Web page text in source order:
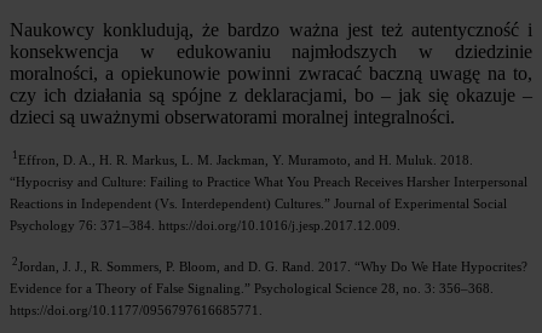
Naukowcy konkludują, że bardzo ważna jest też autentyczność i
konsekwencja w edukowaniu najmłodszych w dziedzinie
moralności, a opiekunowie powinni zwracać baczną uwagę na to,
czy ich działania są spójne z deklaracjami, bo – jak się okazuje –
dzieci są uważnymi obserwatorami moralnej integralności.
1 Effron, D. A., H. R. Markus, L. M. Jackman, Y. Muramoto, and H. Muluk. 2018.
“Hypocrisy and Culture: Failing to Practice What You Preach Receives Harsher Interpersonal
Reactions in Independent (Vs. Interdependent) Cultures.” Journal of Experimental Social
Psychology 76: 371–384. https://doi.org/10.1016/j.jesp.2017.12.009.
2Jordan, J. J., R. Sommers, P. Bloom, and D. G. Rand. 2017. “Why Do We Hate Hypocrites?
Evidence for a Theory of False Signaling.” Psychological Science 28, no. 3: 356–368.
https://doi.org/10.1177/0956797616685771.